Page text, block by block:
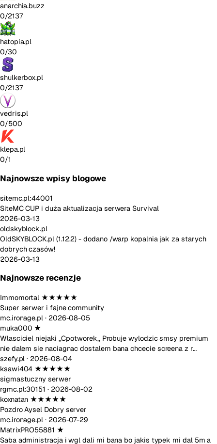
anarchia.buzz
0/2137
hatopia.pl
0/30
shulkerbox.pl
0/2137
vedris.pl
0/500
klepa.pl
0/1
Najnowsze wpisy blogowe
sitemc.pl:44001
SiteMC CUP i duża aktualizacja serwera Survival
2026-03-13
oldskyblock.pl
OldSKYBLOCK.pl (1.12.2) - dodano /warp kopalnia jak za starych
dobrych czasów!
2026-03-13
Najnowsze recenzje
Immomortal ★★★★★
Super serwer i fajne community
mc.ironage.pl · 2026-08-05
muka000 ★
Wlasciciel niejaki ,,Cpotworek,, Probuje wylodzic smsy premium
nie dalem sie naciagnac dostalem bana chcecie screena z r…
szefy.pl · 2026-08-04
ksawi404 ★★★★★
sigmastuczny serwer
rgmc.pl:30151 · 2026-08-02
koxnatan ★★★★★
Pozdro Aysel Dobry server
mc.ironage.pl · 2026-07-29
MatrixPRO55881 ★
Saba administracja i wgl dali mi bana bo jakis typek mi dal 5m a